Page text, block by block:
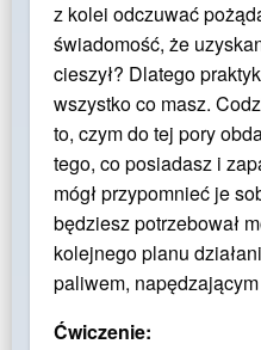
z kolei odczuwać
świadomość, że
cieszył? Dlatego
wszystko co masz.
to, czym do tej pory
tego, co posiadasz i
mógł przypomnieć je
będziesz potrzebował
kolejnego planu
paliwem,
Ćwiczenie: